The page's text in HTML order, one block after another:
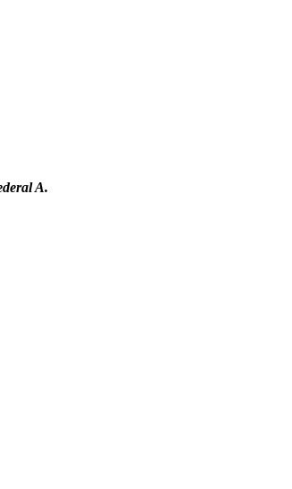
A.